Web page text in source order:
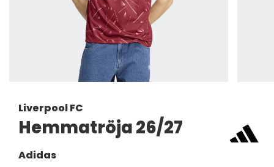
Liverpool FC
Hemmatröja 26/27
Adidas